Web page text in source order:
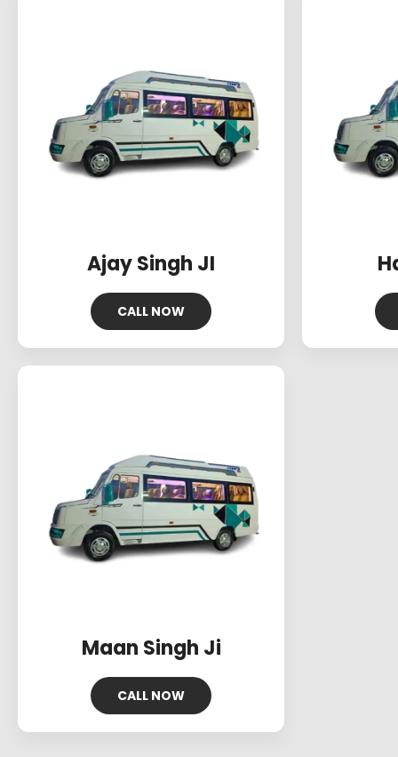
Ajay Singh JI
CALL NOW
Maan Singh Ji
CALL NOW